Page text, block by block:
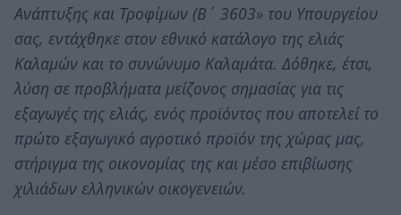
Ανάπτυξης και Τροφίμων (Β΄ 3603» του Υπουργείου
σας, εντάχθηκε στον εθνικό κατάλογο της ελιάς
Καλαμών και το συνώνυμο Καλαμάτα. Δόθηκε, έτσι,
λύση σε προβλήματα μείζονος σημασίας για τις
εξαγωγές της ελιάς, ενός προϊόντος που αποτελεί το
πρώτο εξαγωγικό αγροτικό προϊόν της χώρας μας,
στήριγμα της οικονομίας της και μέσο επιβίωσης
χιλιάδων ελληνικών οικογενειών.